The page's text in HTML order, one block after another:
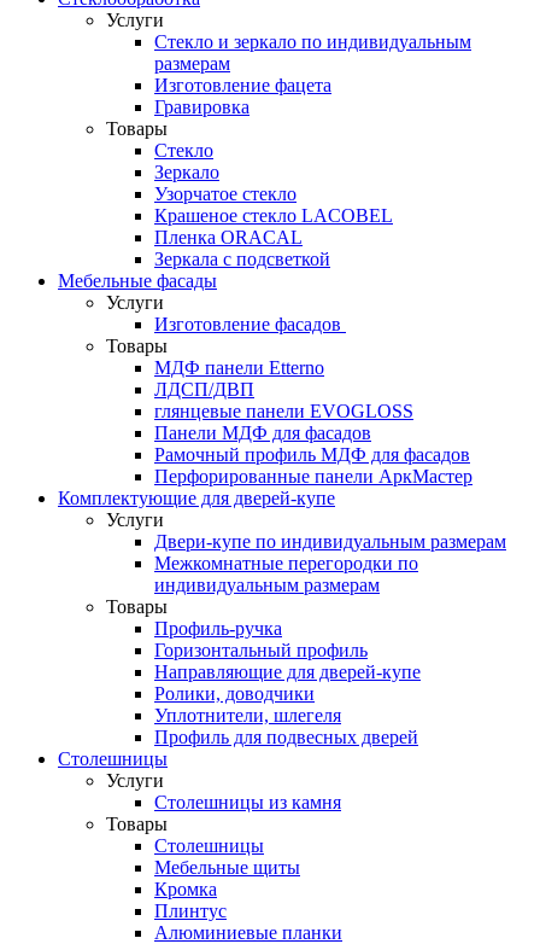
Услуги
Стекло и зеркало по индивидуальным
размерам
Изготовление фацета
Гравировка
Товары
Стекло
Зеркало
Узорчатое стекло
Крашеное стекло LACOBEL
Пленка ORACAL
Зеркала с подсветкой
Мебельные фасады
Услуги
Изготовление фасадов
Товары
МДФ панели Etterno
ЛДСП/ДВП
глянцевые панели EVOGLOSS
Панели МДФ для фасадов
Рамочный профиль МДФ для фасадов
Перфорированные панели АркМастер
Комплектующие для дверей-купе
Услуги
Двери-купе по индивидуальным размерам
Межкомнатные перегородки по
индивидуальным размерам
Товары
Профиль-ручка
Горизонтальный профиль
Направляющие для дверей-купе
Ролики, доводчики
Уплотнители, шлегеля
Профиль для подвесных дверей
Столешницы
Услуги
Столешницы из камня
Товары
Столешницы
Мебельные щиты
Кромка
Плинтус
Алюминиевые планки